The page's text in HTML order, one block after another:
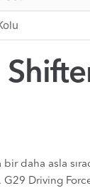
daha asla
Driving